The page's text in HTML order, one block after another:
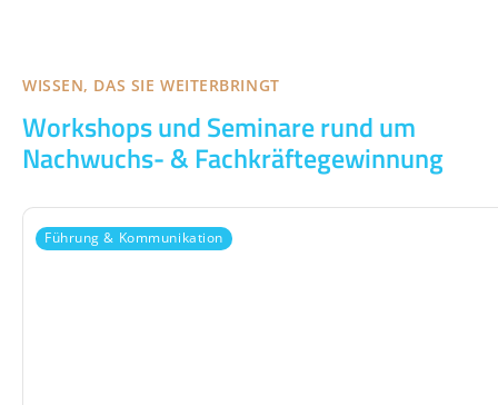
WISSEN, DAS SIE WEITERBRINGT
Workshops und Seminare rund um
Nachwuchs- & Fachkräftegewinnung
Führung & Kommunikation